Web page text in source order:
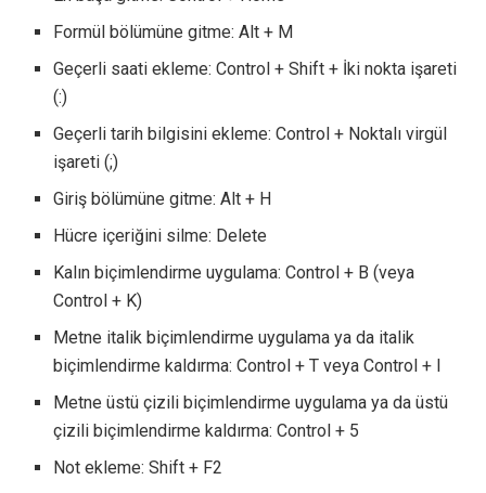
Formül bölümüne gitme: Alt + M
Geçerli saati ekleme: Control + Shift + İki nokta işareti
(:)
Geçerli tarih bilgisini ekleme: Control + Noktalı virgül
işareti (;)
Giriş bölümüne gitme: Alt + H
Hücre içeriğini silme: Delete
Kalın biçimlendirme uygulama: Control + B (veya
Control + K)
Metne italik biçimlendirme uygulama ya da italik
biçimlendirme kaldırma: Control + T veya Control + I
Metne üstü çizili biçimlendirme uygulama ya da üstü
çizili biçimlendirme kaldırma: Control + 5
Not ekleme: Shift + F2